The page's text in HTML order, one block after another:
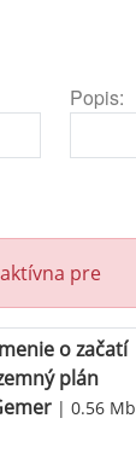
Popis:
pre
o začatí
plán
| 0.56 Mb